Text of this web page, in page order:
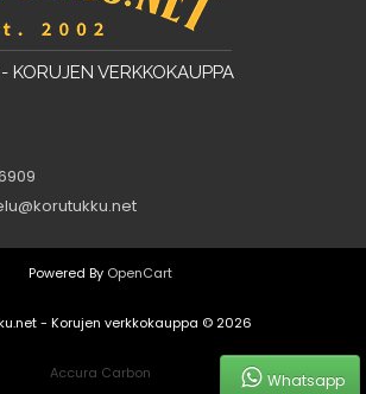
KORUJEN VERKKOKAUPPA
Powered By OpenCart
- Korujen verkkokauppa © 2026
Accura Carbon Whatsapp